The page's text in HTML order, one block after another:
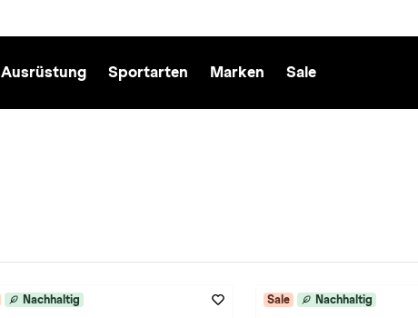
Ausrüstung Sportarten Marken Sale
Nachhaltig Sale Nachhaltig